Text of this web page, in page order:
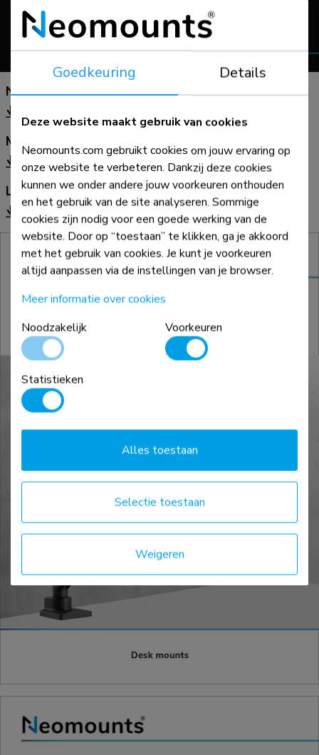
NEXT monitorarmen
MOVE vloersteunen
| DE FR| IT |ES PT |PL
LEVEL TV-beugels
NL |EN|DE| FR| IT |ES |PT|PL
Goedkeuring Details
Deze website maakt gebruik van cookies
Neomounts.com gebruikt cookies om jouw ervaring op
onze website te verbeteren. Dankzij deze cookies
kunnen we onder andere jouw voorkeuren onthouden
en het gebruik van de site analyseren. Sommige
cookies zijn nodig voor een goede werking van de
website. Door op “toestaan” te klikken, ga je akkoord
met het gebruik van cookies. Je kunt je voorkeuren
altijd aanpassen via de instellingen van je browser.
Meer informatie over cookies
Noodzakelijk
Voorkeuren
Statistieken
Weigeren
Selectie toestaan
Alles toestaan